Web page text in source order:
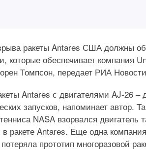
ракеты Antares США должны
которые обеспечивает компания
Томпсон, передает РИА
Antares с двигателями AJ-26 –
запусков, напоминает автор.
NASA взорвался двигатель
ракете Antares. Еще одна
прототип многоразовой